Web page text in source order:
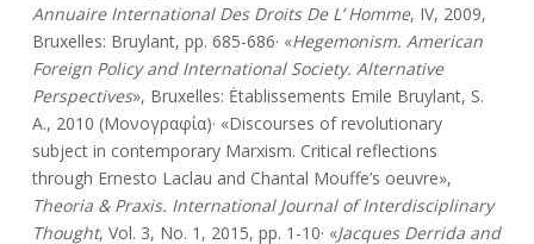
Annuaire International Des Droits De L’ Homme, IV, 2009,
Bruxelles: Bruylant, pp. 685-686· «Hegemonism. American
Foreign Policy and International Society. Alternative
Perspectives», Bruxelles: Ėtablissements Emile Bruylant, S.
A., 2010 (Μονογραφία)· «Discourses of revolutionary
subject in contemporary Marxism. Critical reflections
through Ernesto Laclau and Chantal Mouffe’s oeuvre»,
Theoria & Praxis. International Journal of Interdisciplinary
Thought, Vol. 3, No. 1, 2015, pp. 1-10· «Jacques Derrida and